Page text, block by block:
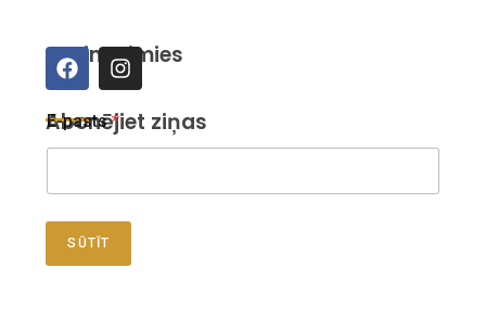
Sazināsimies
Abonējiet ziņas
E
-
a
t
E
E-pasts*
SŪTĪT